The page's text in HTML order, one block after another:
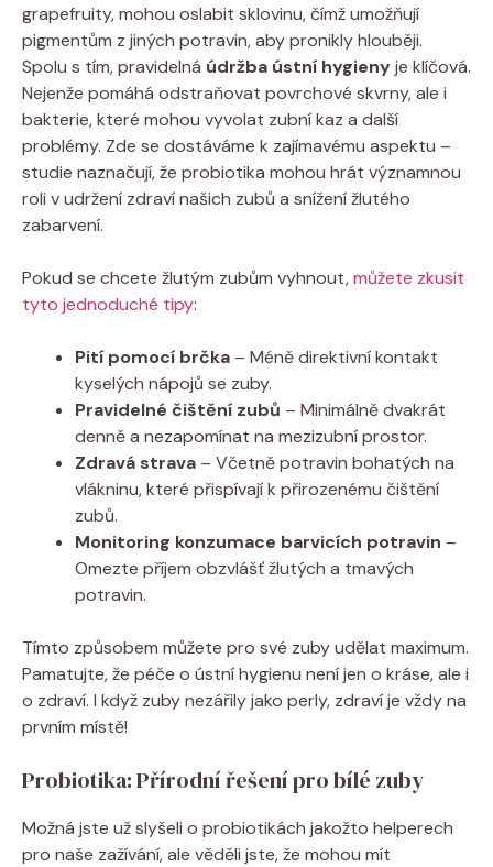
grapefruity, mohou oslabit sklovinu, čímž umožňují
pigmentům z jiných potravin, aby pronikly hlouběji.
Spolu s tím, pravidelná údržba ústní hygienyje klíčová.
Nejenže pomáhá odstraňovat povrchové skvrny, ale i
bakterie, které mohou vyvolat zubní kaz a další
problémy. Zde se dostáváme k zajímavému aspektu –
studie naznačují, že probiotika mohou hrát významnou
roli v udržení zdraví našich zubů a snížení žlutého
zabarvení.
Pokud se chcete žlutým zubům vyhnout,můžete zkusit
tyto jednoduché tipy:
Pití pomocí brčka – Méně direktivní kontakt
kyselých nápojů se zuby.
Pravidelné čištění zubů – Minimálně dvakrát
denně a nezapomínat na mezizubní prostor.
Zdravá strava – Včetně potravin bohatých na
vlákninu, které přispívají k přirozenému čištění
zubů.
Monitoring konzumace barvicích potravin –
Omezte příjem obzvlášť žlutých a tmavých
potravin.
Tímto způsobem můžete pro své zuby udělat maximum.
Pamatujte, že péče o ústní hygienu není jen o kráse, ale i
o zdraví. I když zuby nezářily jako perly, zdraví je vždy na
prvním místě!
Probiotika: Přírodní řešení pro bílé zuby
Možná jste už slyšeli o probiotikách jakožto helperech
pro naše zažívání, ale věděli jste, že mohou mít